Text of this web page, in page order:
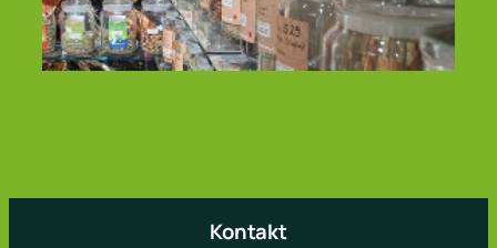
Kontakt